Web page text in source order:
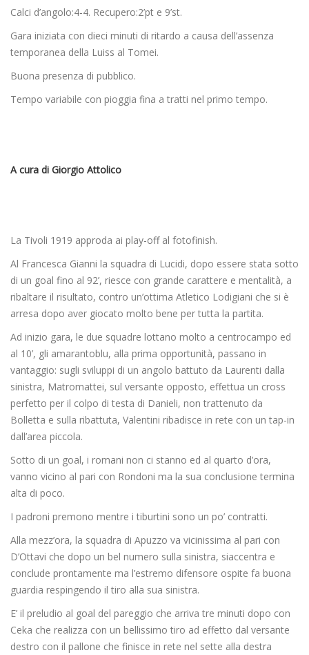
Calci d’angolo:4-4. Recupero:2’pt e 9’st.
Gara iniziata con dieci minuti di ritardo a causa dell’assenza
temporanea della Luiss al Tomei.
Buona presenza di pubblico.
Tempo variabile con pioggia fina a tratti nel primo tempo.
A cura di Giorgio Attolico
La Tivoli 1919 approda ai play-off al fotofinish.
Al Francesca Gianni la squadra di Lucidi, dopo essere stata sotto
di un goal fino al 92’, riesce con grande carattere e mentalità, a
ribaltare il risultato, contro un’ottima Atletico Lodigiani che si è
arresa dopo aver giocato molto bene per tutta la partita.
Ad inizio gara, le due squadre lottano molto a centrocampo ed
al 10’, gli amarantoblu, alla prima opportunità, passano in
vantaggio: sugli sviluppi di un angolo battuto da Laurenti dalla
sinistra, Matromattei, sul versante opposto, effettua un cross
perfetto per il colpo di testa di Danieli, non trattenuto da
Bolletta e sulla ribattuta, Valentini ribadisce in rete con un tap-in
dall’area piccola.
Sotto di un goal, i romani non ci stanno ed al quarto d’ora,
vanno vicino al pari con Rondoni ma la sua conclusione termina
alta di poco.
I padroni premono mentre i tiburtini sono un po’ contratti.
Alla mezz’ora, la squadra di Apuzzo va vicinissima al pari con
D’Ottavi che dopo un bel numero sulla sinistra, siaccentra e
conclude prontamente ma l’estremo difensore ospite fa buona
guardia respingendo il tiro alla sua sinistra.
E’ il preludio al goal del pareggio che arriva tre minuti dopo con
Ceka che realizza con un bellissimo tiro ad effetto dal versante
destro con il pallone che finisce in rete nel sette alla destra